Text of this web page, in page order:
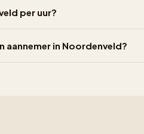
per uur?
aannemer in Noordenveld?